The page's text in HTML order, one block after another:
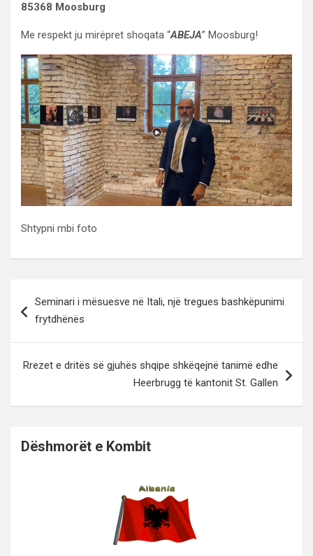
85368 Moosburg
Me respekt ju mirëpret shoqata “ABEJA” Moosburg!
Shtypni mbi foto
te
Seminari i mësuesve në Itali, një tregues bashkëpunimi
frytdhënës
Rrezet e dritës së gjuhës shqipe shkëqejnë tanimë edhe
Heerbrugg të kantonit St. Gallen
Dëshmorët e Kombit